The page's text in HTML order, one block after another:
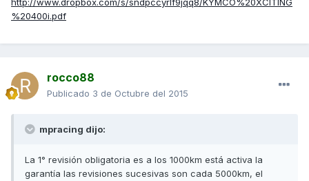
http://www.dropbox.com/s/sndpccyrlf9jqq8/KYMCO%20XCITING
%20400i.pdf
rocco88
Publicado 3 de Octubre del 2015
mpracing dijo:
La 1° revisión obligatoria es a los 1000km está activa la
garantía las revisiones sucesivas son cada 5000km, el